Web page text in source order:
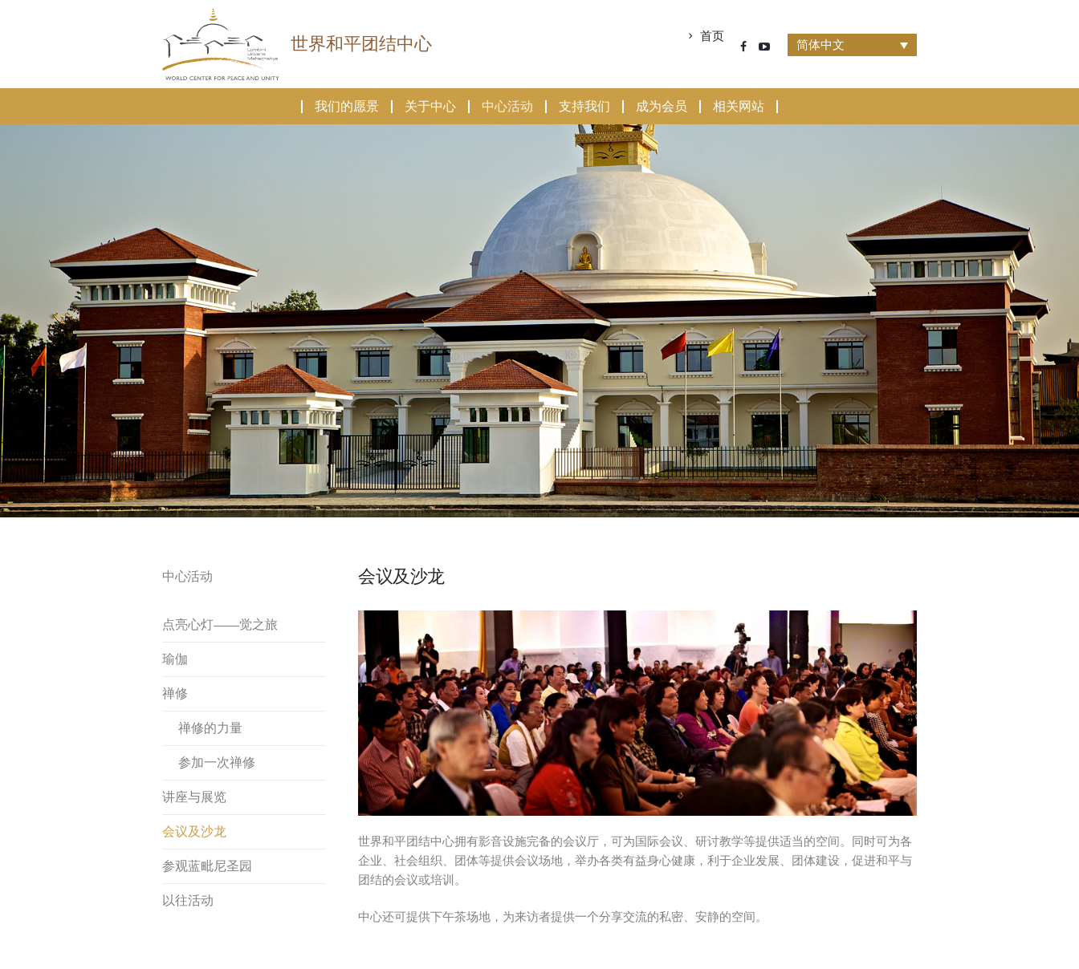
首页
简体中文
世界和平团结中心
我们的愿景 关于中心 中心活动 支持我们 成为会员 相关网站
会议及沙龙
世界和平团结中心拥有影音设施完备的会议厅，可为国际会议、研讨教学等提供适当的空间。同时可为各
企业、社会组织、团体等提供会议场地，举办各类有益身心健康，利于企业发展、团体建设，促进和平与
团结的会议或培训。
中心还可提供下午茶场地，为来访者提供一个分享交流的私密、安静的空间。
中心活动
点亮心灯——觉之旅
瑜伽
禅修
禅修的力量
参加一次禅修
讲座与展览
会议及沙龙
参观蓝毗尼圣园
以往活动